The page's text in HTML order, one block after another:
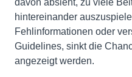
davon absieht, zu viele
hintereinander
Fehlinformationen oder
Guidelines, sinkt die
angezeigt werden.